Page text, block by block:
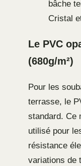
bâche
Cristal
Le PVC
(680g/m²)
Pour les
terrasse, le
standard. Ce
utilisé pour
résistance
variations de